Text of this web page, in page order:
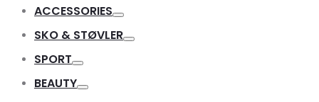
ACCESSORIES
SKO & STØVLER
SPORT
BEAUTY